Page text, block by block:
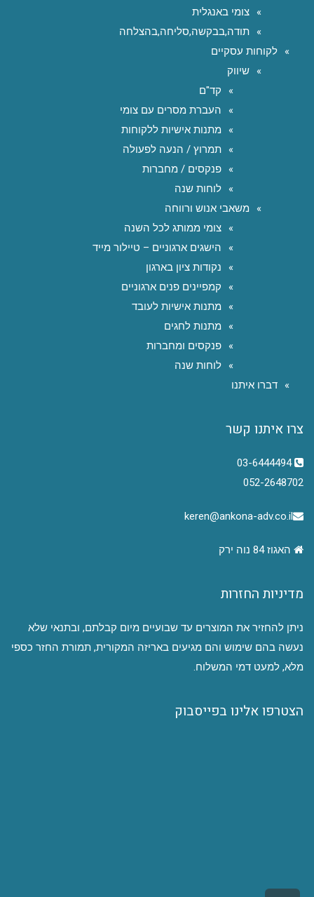
צומי באנגלית
תודה,בבקשה,סליחה,בהצלחה
לקוחות עסקיים
שיווק
קד"ם
העברת מסרים עם צומי
מתנות אישיות ללקוחות
תמרוץ / הנעה לפעולה
פנקסים / מחברות
לוחות שנה
משאבי אנוש ורווחה
צומי ממותג לכל השנה
הישגים ארגוניים – טיילור מייד
נקודות ציון בארגון
קמפיינים פנים ארגוניים
מתנות אישיות לעובד
מתנות לחגים
פנקסים ומחברות
לוחות שנה
דברו איתנו
צרו איתנו קשר
03-6444494
052-2648702
keren@ankona-adv.co.il
האגוז 84 נוה ירק
מדיניות החזרות
ניתן להחזיר את המוצרים עד שבועיים מיום קבלתם, ובתנאי שלא
נעשה בהם שימוש והם מגיעים באריזה המקורית, תמורת החזר כספי
מלא, למעט דמי המשלוח.
הצטרפו אלינו בפייסבוק